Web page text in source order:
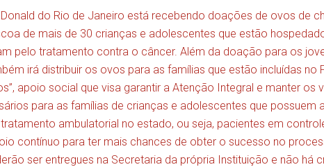
do Rio de Janeiro está recebendo doações de ovos de
de mais de 30 crianças e adolescentes que estão
pelo tratamento contra o câncer. Além da doação para os
irá distribuir os ovos para as famílias que estão incluídas no
apoio social que visa garantir a Atenção Integral e manter os
para as famílias de crianças e adolescentes que possuem
ambulatorial no estado, ou seja, pacientes em
contínuo para ter mais chances de obter o sucesso no
ser entregues na Secretaria da própria Instituição e não há